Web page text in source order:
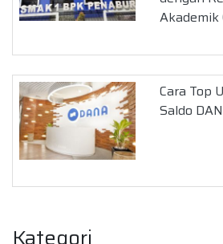
Akademik
Cara Top
Saldo